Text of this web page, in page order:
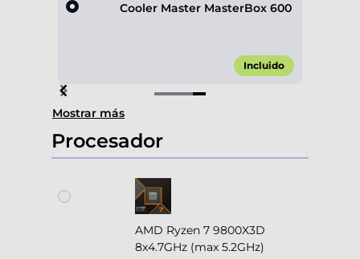
Cooler Master MasterBox 600
Incluido
Item
4
of
4
Mostrar más
Procesador
AMD Ryzen 7 9800X3D
8x4.7GHz (max 5.2GHz)